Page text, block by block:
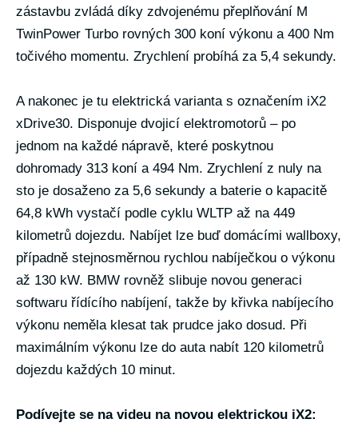
zástavbu zvládá díky zdvojenému přeplňování M
TwinPower Turbo rovných 300 koní výkonu a 400 Nm
točivého momentu. Zrychlení probíhá za 5,4 sekundy.
A nakonec je tu elektrická varianta s označením iX2
xDrive30. Disponuje dvojicí elektromotorů – po
jednom na každé nápravě, které poskytnou
dohromady 313 koní a 494 Nm. Zrychlení z nuly na
sto je dosaženo za 5,6 sekundy a baterie o kapacitě
64,8 kWh vystačí podle cyklu WLTP až na 449
kilometrů dojezdu. Nabíjet lze buď domácími wallboxy,
případně stejnosměrnou rychlou nabíječkou o výkonu
až 130 kW. BMW rovněž slibuje novou generaci
softwaru řídícího nabíjení, takže by křivka nabíjecího
výkonu neměla klesat tak prudce jako dosud. Při
maximálním výkonu lze do auta nabít 120 kilometrů
dojezdu každých 10 minut.
Podívejte se na videu na novou elektrickou iX2: